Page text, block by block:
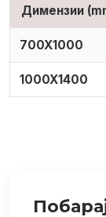
Димензии
700X1000
1000X1400